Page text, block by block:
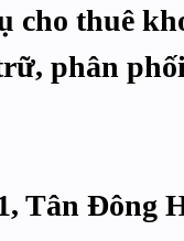
cho thuê
phân
Tân Đông